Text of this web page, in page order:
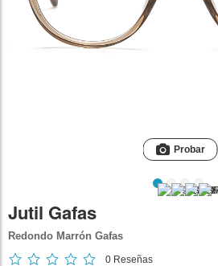
Probar
Jutil Gafas
Redondo Marrón Gafas
0 Reseñas